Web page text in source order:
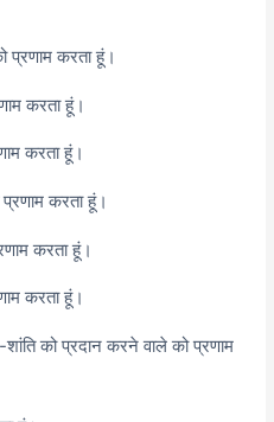
प्रणाम करता हूं।
करता हूं।
करता हूं।
करता हूं।
करता हूं।
करता हूं।
को प्रदान करने वाले को प्रणाम